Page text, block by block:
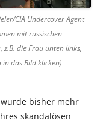
CIA Undercover Agent
mit russischen
die Frau unten links,
das Bild klicken)
bisher mehr
skandalösen